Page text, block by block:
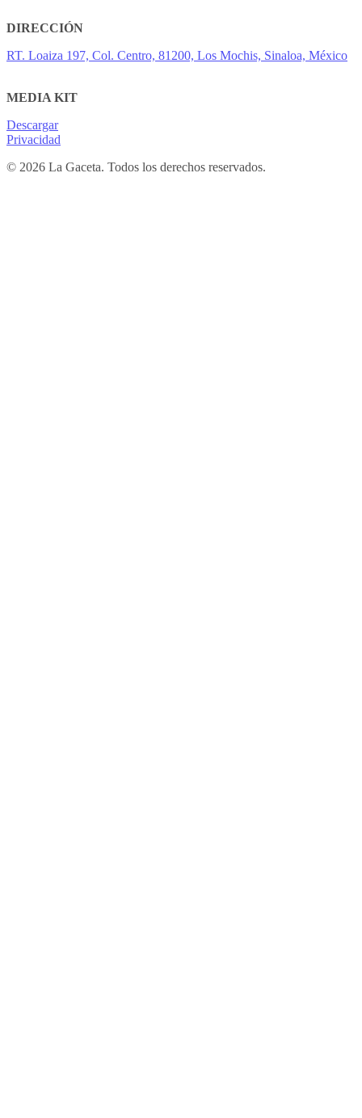
DIRECCIÓN
RT. Loaiza 197, Col. Centro, 81200, Los Mochis, Sinaloa, México
MEDIA KIT
Descargar
Privacidad
© 2026 La Gaceta. Todos los derechos reservados.